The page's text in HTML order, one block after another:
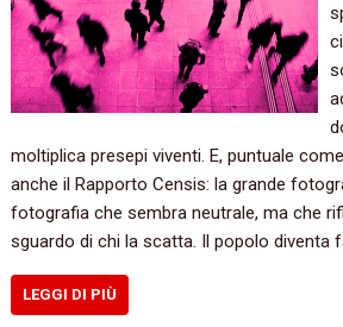
moltiplica presepi viventi. E, puntuale
anche il Rapporto Censis: la grande
fotografia che sembra neutrale, ma che
sguardo di chi la scatta. Il popolo diventa
LEGGI DI PIÙ